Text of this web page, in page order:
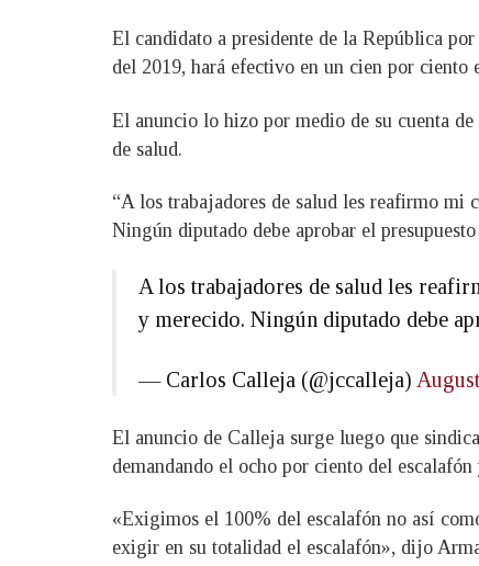
El candidato a presidente de la República
del 2019, hará efectivo en un cien por ciento
El anuncio lo hizo por medio de su cuenta
de salud.
“A los trabajadores de salud les reafirmo mi
Ningún diputado debe aprobar el
A los trabajadores de salud les
y merecido. Ningún diputado debe
— Carlos Calleja (@jccalleja)
El anuncio de Calleja surge luego que
demandando el ocho por ciento del
«Exigimos el 100% del escalafón no así
exigir en su totalidad el escalafón», dijo